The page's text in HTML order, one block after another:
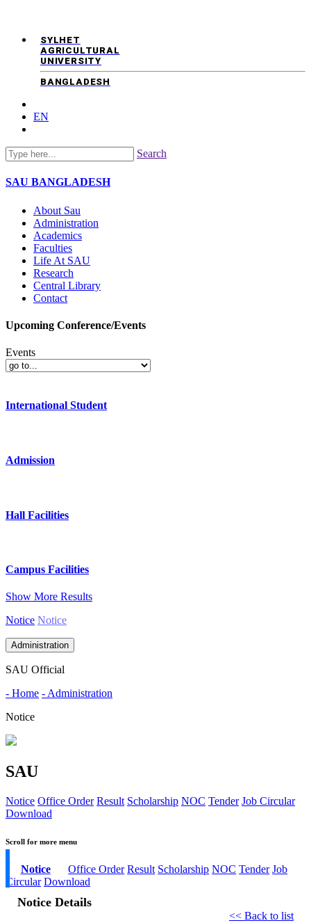
SYLHET
AGRICULTURAL
UNIVERSITY
BANGLADESH
EN
Search
SAU BANGLADESH
About Sau
Administration
Academics
Faculties
Life At SAU
Research
Central Library
Contact
Upcoming Conference/Events
Events
International Student
Admission
Hall Facilities
Campus Facilities
Show More Results
Notice Notice
Administration
SAU Official
- Home - Administration
Notice
SAU
Notice Office Order Result Scholarship NOC Tender Job Circular
Download
Scroll for more menu
Notice Office Order Result Scholarship NOC Tender Job
Circular Download
Notice Details
<< Back to list